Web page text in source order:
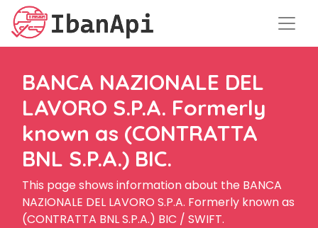
BANCA NAZIONALE DEL
LAVORO S.P.A. Formerly
known as (CONTRATTA
BNL S.P.A.) BIC.
This page shows information about the BANCA
NAZIONALE DEL LAVORO S.P.A. Formerly known as
(CONTRATTA BNL S.P.A.) BIC / SWIFT.